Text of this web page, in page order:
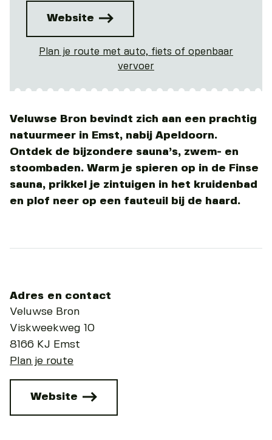
Website
Plan je route met auto, fiets of openbaar
vervoer
Veluwse Bron bevindt zich aan een prachtig
natuurmeer in Emst, nabij Apeldoorn.
Ontdek de bijzondere sauna’s, zwem- en
stoombaden. Warm je spieren op in de Finse
sauna, prikkel je zintuigen in het kruidenbad
en plof neer op een fauteuil bij de haard.
Adres en contact
Veluwse Bron
Viskweekweg 10
8166 KJ Emst
Plan je route
Website